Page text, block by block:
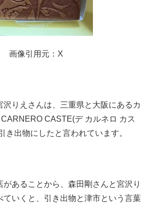
画像引用元：X
沢りえさんは、三重県と大阪にあるカ
CASTE(デ カルネロ カス
き出物にしたと言われています。
があることから、森田剛さんと宮沢り
ていくと、引き出物と津市という言葉